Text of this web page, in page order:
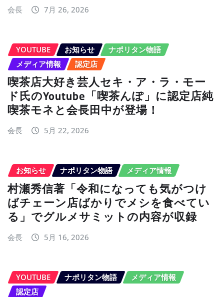
会長 7月 26, 2026
YOUTUBE お知らせ
ナポリタン物語
メディア情報
認定店
喫茶店大好き芸人セキ・ア・ラ・モー
ド氏のYoutube「喫茶んぽ」に認定店純
喫茶モネと会長田中が登場！
会長 5月 22, 2026
お知らせ ナポリタン物語 メディア情報
村瀬秀信著「令和になっても気がつけ
ばチェーン店ばかりでメシを食べてい
る」でグルメサミットの内容が収録
会長 5月 16, 2026
YOUTUBE ナポリタン物語
メディア情報
認定店